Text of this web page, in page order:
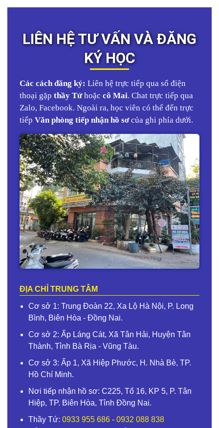
LIÊN HỆ TƯ VẤN VÀ ĐĂNG
KÝ HỌC
Các cách đăng ký: Liên hệ trực tiếp qua số điện
thoại gặp thầy Tứhoặc cô Mai. Chat trực tiếp qua
Zalo, Facebook. Ngoài ra, học viên có thể đến trực
tiếp Văn phòng tiếp nhận hồ sơcủa ghi phía dưới.
ĐỊA CHỈ TRUNG TÂM
Cơ sở 1: Trung Đoàn 22, Xa Lộ Hà Nội, P. Long
Bình, Biên Hòa - Đồng Nai.
Cơ sở 2: Ấp Láng Cát, Xã Tân Hải, Huyện Tân
Thành, Tỉnh Bà Rịa - Vũng Tàu.
Cơ sở 3: Ấp 1, Xã Hiệp Phước, H. Nhà Bè, TP.
Hồ Chí Minh.
Nơi tiếp nhận hồ sơ: C225, Tổ 16, KP 5, P. Tân
Hiệp, TP. Biên Hòa, Tỉnh Đồng Nai.
Thầy Tứ: 0933 955 686 - 0932 088 838